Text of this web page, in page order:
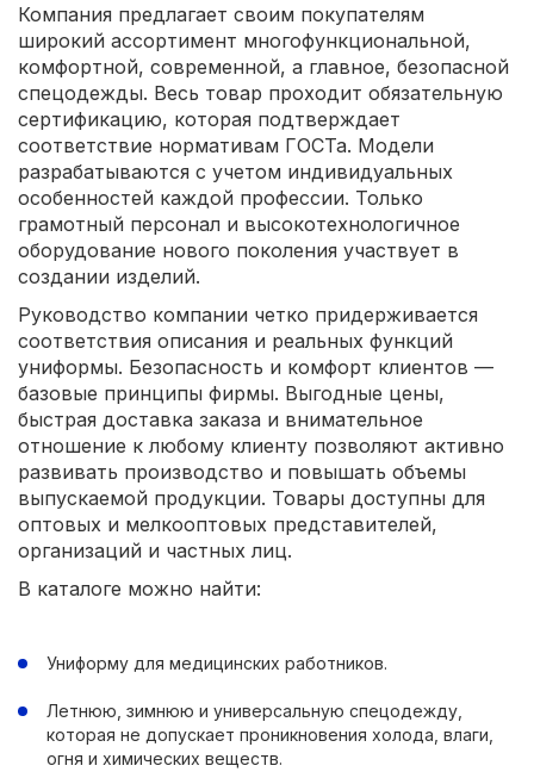
Компания предлагает своим покупателям
широкий ассортимент многофункциональной,
комфортной, современной, а главное, безопасной
спецодежды. Весь товар проходит обязательную
сертификацию, которая подтверждает
соответствие нормативам ГОСТа. Модели
разрабатываются с учетом индивидуальных
особенностей каждой профессии. Только
грамотный персонал и высокотехнологичное
оборудование нового поколения участвует в
создании изделий.
Руководство компании четко придерживается
соответствия описания и реальных функций
униформы. Безопасность и комфорт клиентов —
базовые принципы фирмы. Выгодные цены,
быстрая доставка заказа и внимательное
отношение к любому клиенту позволяют активно
развивать производство и повышать объемы
выпускаемой продукции. Товары доступны для
оптовых и мелкооптовых представителей,
организаций и частных лиц.
В каталоге можно найти:
Униформу для медицинских работников.
Летнюю, зимнюю и универсальную спецодежду,
которая не допускает проникновения холода, влаги,
огня и химических веществ.